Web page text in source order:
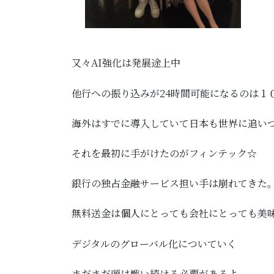
又々AI強化は発展途上中
他行への振り込みが24時間可能になるのは１
海外はすでに導入していて日本も世界に追いつ
それを最初に手がけたのがフィンテック☆
銀行の独占金融サービス担い手は崩れてきた。
無料送金は個人にとっても会社にとっても美
デジタルのグローバル化についていく